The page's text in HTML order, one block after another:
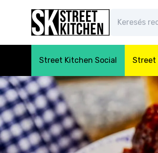
Street Kitchen Social Street